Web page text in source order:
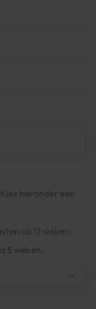
hieronder een
ca 12 weken;
5 weken.